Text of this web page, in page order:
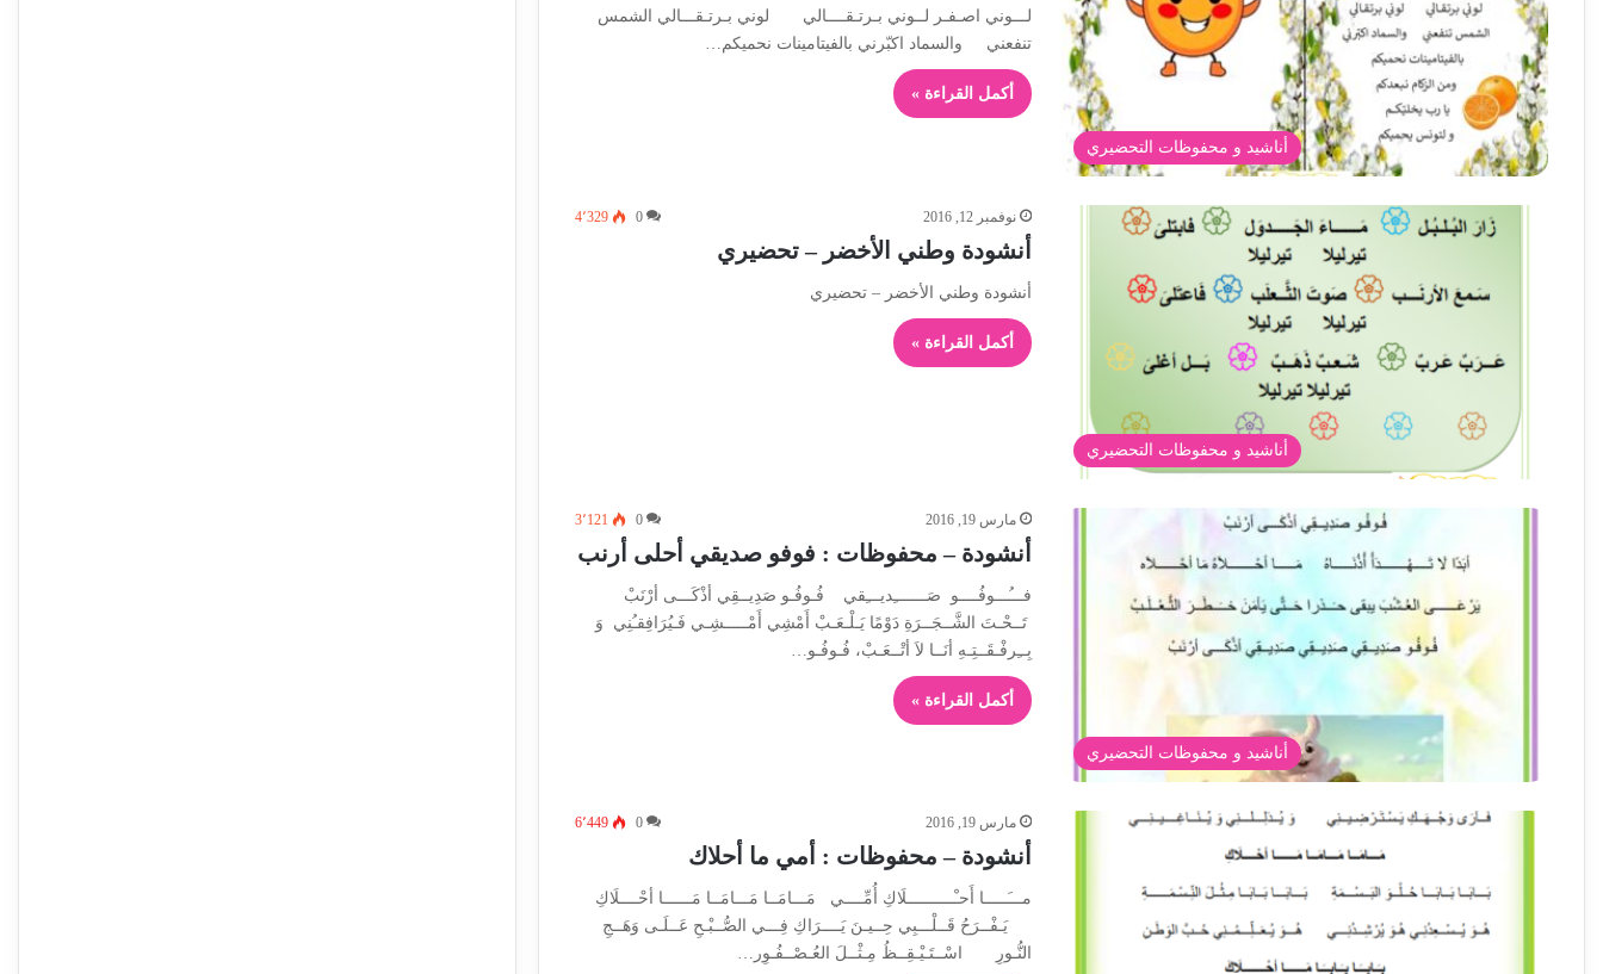
أناشيد و محفوظات التحضيري
لـــوني اصـفـر لــوني بـرتـقــــالي لوني بـرتـقـــالي الشمس
تنفعني والسماد اكبّرني بالفيتامينات نحميكم…
أكمل القراءة »
أناشيد و محفوظات التحضيري
نوفمبر 12, 2016 0 4٬329
أنشودة وطني الأخضر – تحضيري
أنشودة وطني الأخضر – تحضيري
أكمل القراءة »
أناشيد و محفوظات التحضيري
مارس 19, 2016 0 3٬121
أنشودة – محفوظات : فوفو صديقي أحلى أرنب
فـــُـــوفُــــو صَـــــــِديـــِقي فُـوفُـو صَدِيــقِي أذْكَـــى أرْنَبْ
تَــحْـتَ الشَّــجَــرَةِ دَوْمًا يَـلْـعَـبْ أَمْشِي أَمْـــــشِـي فَـيُرَافِقـُنِي وَ
بِــِرفْـقَــتِـهِ أنَــا لاَ أتْــعَـبْ، فُـوفُـو…
أكمل القراءة »
مارس 19, 2016 0 6٬449
أنشودة – محفوظات : أمي ما أحلاك
مـــَـــــا أَحـْــــــــــلَاكِ أُمِّــــي مَـــامَــا مَـــامَــا مَــــــا أحْــــلَاكِ
يَـفْــرَحُ قَــلْـــبِي حِــيـنَ يَــــرَاكِ فِـــي الصُّــبْـحِ عَــلَـى وَهَــجِ
النُّـورِ اسْــتَـيْـقِــظُ مِـثْــلَ العُـصْــفُـوِر…